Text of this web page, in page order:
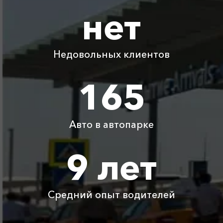
345 ₽ 690 ₽
Абрау-Дюрсо ⇆
2490 ₽ 4980 ₽ 7470 ₽
2105 ₽ 4210 ₽ 6315 ₽
Абрау-Дюрсо ⇆
Абрау-Дюрсо ⇆
7350 ₽ 14700 ₽
Детское
Бесплатно Бесплатно
нет
Недовольных клиентов
165
Авто в автопарке
9 лет
Средний опыт водителей